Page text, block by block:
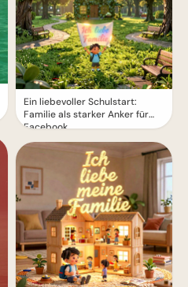
Ein liebevoller Schulstart:
Familie als starker Anker für
Facebook